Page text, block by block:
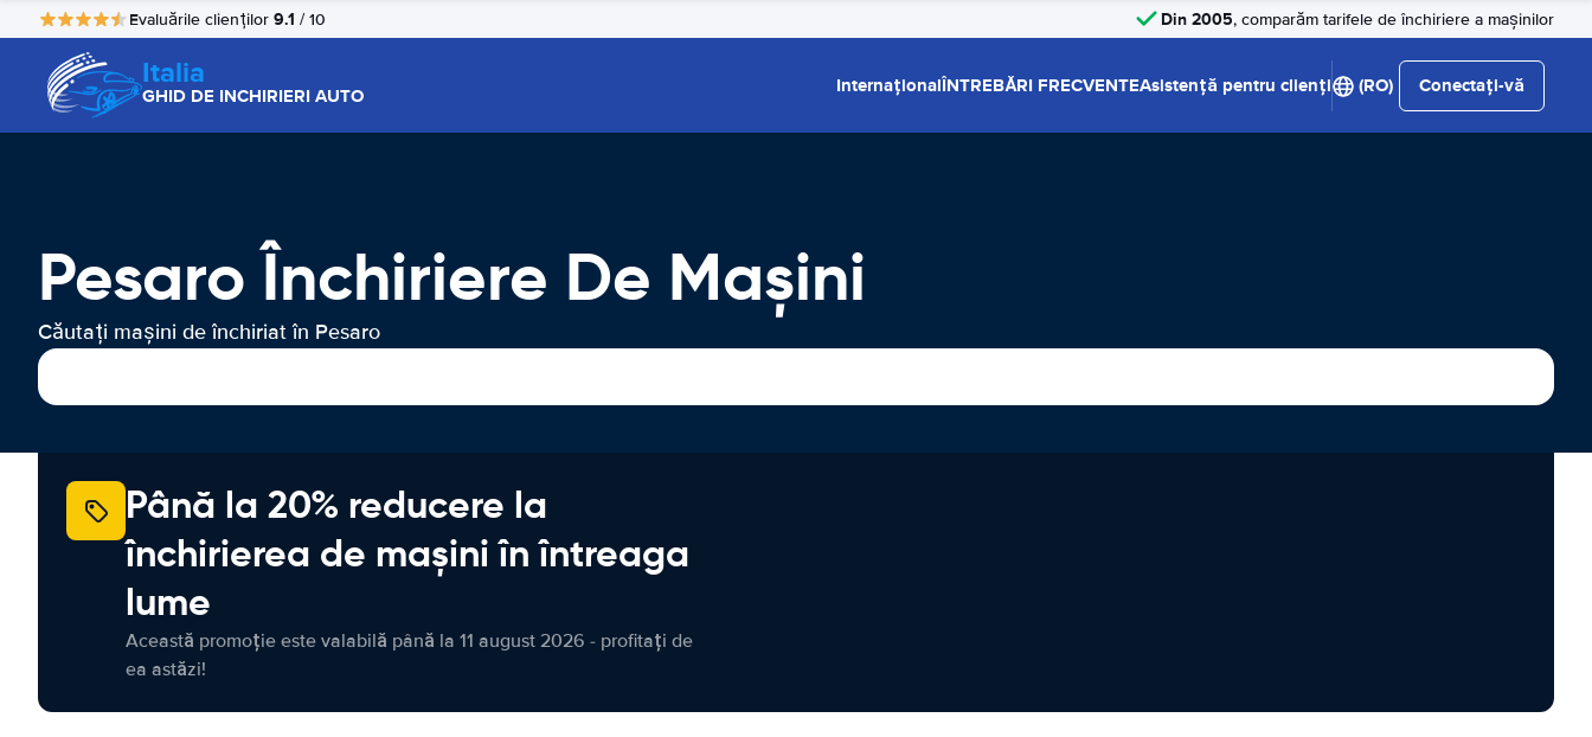
Evaluările clienților 9.1 / 10 Din 2005, comparăm tarifele de închiriere a mașinilor
Italia
GHID DE INCHIRIERI AUTO InternaționalÎNTREBĂRI FRECVENTEAsistență pentru clienți (RO) Conectați-vă
Pesaro Închiriere De Maşini
Căutați mașini de închiriat în Pesaro
Până la 20% reducere la
închirierea de mașini în întreaga
lume
Această promoție este valabilă până la 11 august 2026 - profitați de
ea astăzi!